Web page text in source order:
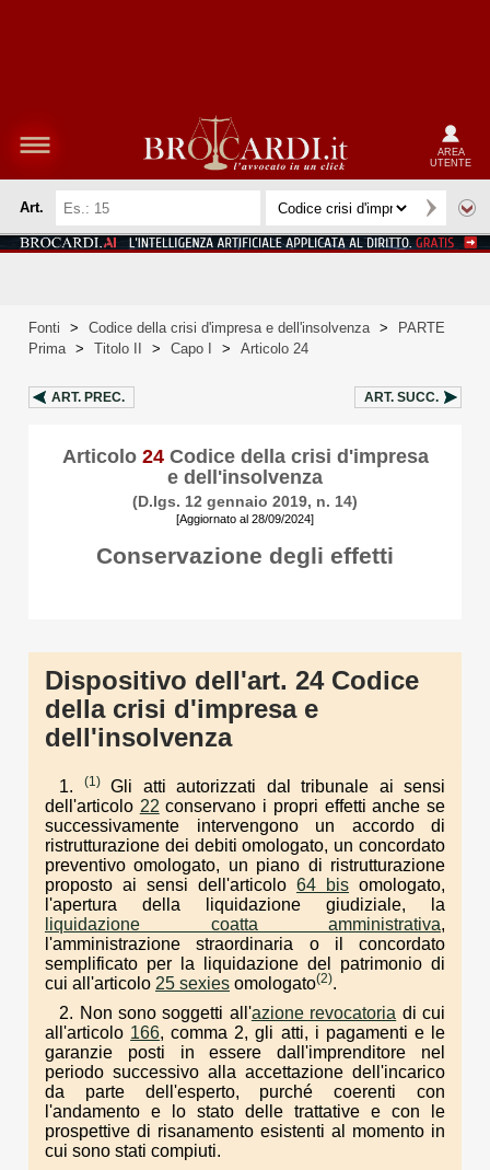
AREA
UTENTE
Art.
Fonti > Codice della crisi d'impresa e dell'insolvenza >
PARTE
Prima > Titolo II > Capo I > Articolo 24
ART. PREC. ART. SUCC.
Articolo 24Codice della crisi d'impresa
e dell'insolvenza
(D.lgs. 12 gennaio 2019, n. 14)
[Aggiornato al 28/09/2024]
Conservazione degli effetti
Dispositivo dell'art. 24 Codice
della crisi d'impresa e
dell'insolvenza
1. (1)Gli atti autorizzati dal tribunale ai sensi
dell'articolo 22 conservano i propri effetti anche se
successivamente intervengono un accordo di
ristrutturazione dei debiti omologato, un concordato
preventivo omologato, un piano di ristrutturazione
proposto ai sensi dell'articolo 64 bis omologato,
l'apertura della liquidazione giudiziale, la
liquidazione coatta amministrativa,
l'amministrazione straordinaria o il concordato
semplificato per la liquidazione del patrimonio di
cui all'articolo 25 sexies omologato(2).
2. Non sono soggetti all'azione revocatoria di cui
all'articolo 166, comma 2, gli atti, i pagamenti e le
garanzie posti in essere dall'imprenditore nel
periodo successivo alla accettazione dell'incarico
da parte dell'esperto, purché coerenti con
l'andamento e lo stato delle trattative e con le
prospettive di risanamento esistenti al momento in
cui sono stati compiuti.